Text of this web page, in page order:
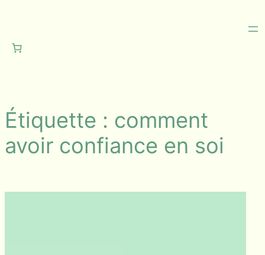
contenu
Étiquette : comment
avoir confiance en soi